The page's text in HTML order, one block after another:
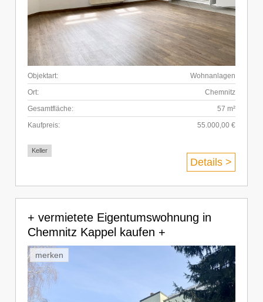
Objektart:
Wohnanlagen
Ort:
Chemnitz
Gesamtfläche:
57 m²
Kaufpreis:
55.000,00 €
Keller
Details >
+ vermietete Eigentumswohnung in
Chemnitz Kappel kaufen +
merken